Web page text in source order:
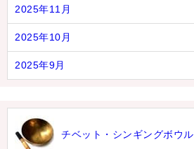
2025年11月
2025年10月
2025年9月
チベット・シンギングボウル